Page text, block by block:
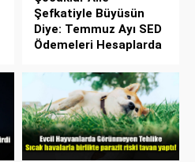
Şefkatiyle Büyüsün
Diye: Temmuz Ayı SED
Ödemeleri Hesaplarda